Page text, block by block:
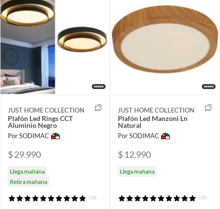
JUST HOME COLLECTION
Plafón Led Rings CCT
Aluminio Negro
Por SODIMAC
$ 29.990
Llega mañana
Retira mañana
(18)
JUST HOME COLLECTION
Plafón Led Manzoni Ln
Natural
Por SODIMAC
$ 12.990
Llega mañana
(35)